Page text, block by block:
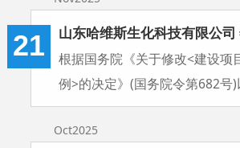
21
根据国务院《关于修改<建设项
例>的决定》(国务院令第682号
发布〈建设项目竣工环境保护
告》(国环规环评〔2017〕4号)
Oct2025